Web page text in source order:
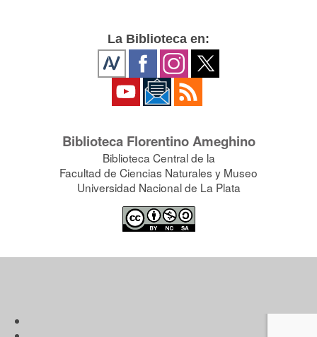
La Biblioteca en:
Biblioteca Florentino Ameghino
Biblioteca Central de la
Facultad de Ciencias Naturales y Museo
Universidad Nacional de La Plata